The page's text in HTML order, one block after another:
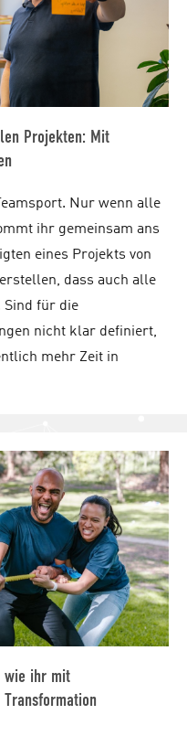
Projekten: Mit
Nur wenn alle
ihr gemeinsam ans
eines Projekts von
dass auch alle
Sind für die
nicht klar definiert,
mehr Zeit in
wie ihr mit